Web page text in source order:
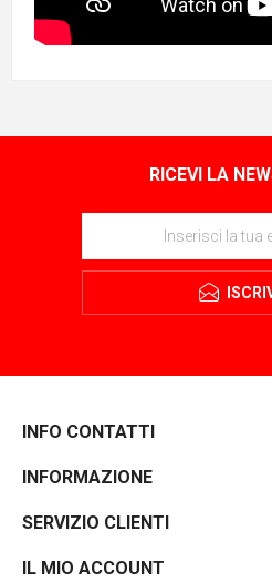
RICEVI LA
INFO CONTATTI
INFORMAZIONE
SERVIZIO CLIENTI
IL MIO ACCOUNT